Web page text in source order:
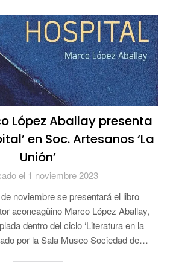
López Aballay presenta
en Soc. Artesanos ‘La
Unión’
el 1 noviembre 2023
noviembre se presentará el libro
aconcagüino Marco López Aballay,
dentro del ciclo ‘Literatura en la
por la Sala Museo Sociedad de…